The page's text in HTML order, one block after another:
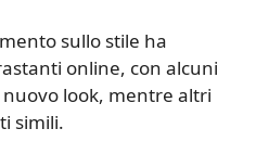
sullo stile ha
online, con alcuni
look, mentre altri
simili.